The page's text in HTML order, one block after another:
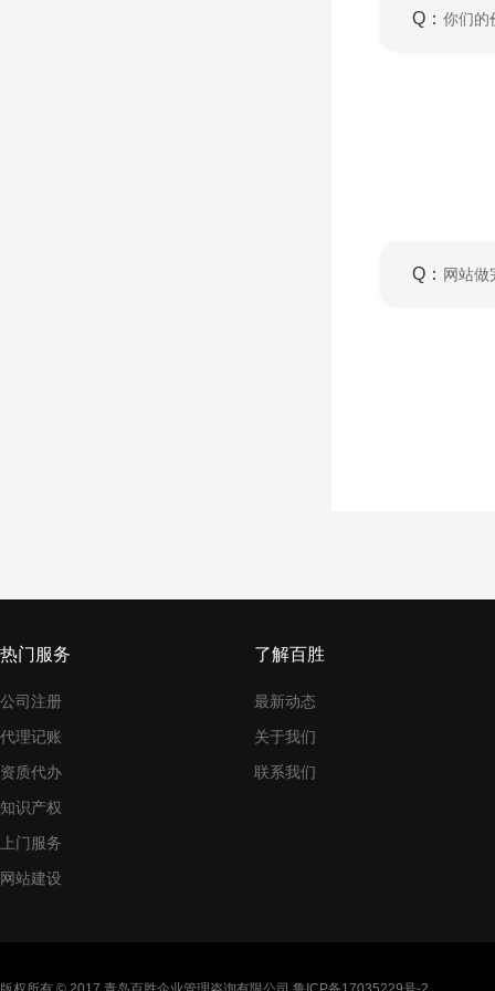
Q： 你们的
Q： 网站做
热门服务
公司注册
代理记账
资质代办
知识产权
上门服务
网站建设
了解百胜
最新动态
关于我们
联系我们